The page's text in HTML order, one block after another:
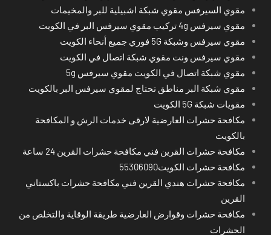
مقوي السيرفس مقوي شبكة اشبيلية للبر والمخيمات
مقوي سيرفس 4g تركيب مقوي سيرفس البر في الكويت
مقوي سيرفس وشبكة 5G فوري جميع أنحاء الكويت
مقوي سيرفس ونت مقوي شبكة اتصال في الكويت
مقوي شبكة اتصال في الكويت مقوي سيرفس 5g
مقوي شبكة البر مناطق تحتاج لمقوي سيرفس البر بالكويت
مقويات شبكة 5G الكويت
مكافحة حشرات العارضية لارقى خدمات الرش و المكافحة
بالكويت
مكافحة حشرات القرين فني مكافحة حشرات القرين 24 ساعة
مكافحة حشرات الكويت55306090
مكافحة حشرات هندي القرين فني مكافحة حشرات باكستاني
القرين
مكافحة حشرات وقوارض العارضية طريقة الوقاية والتخلص من
الحشرات